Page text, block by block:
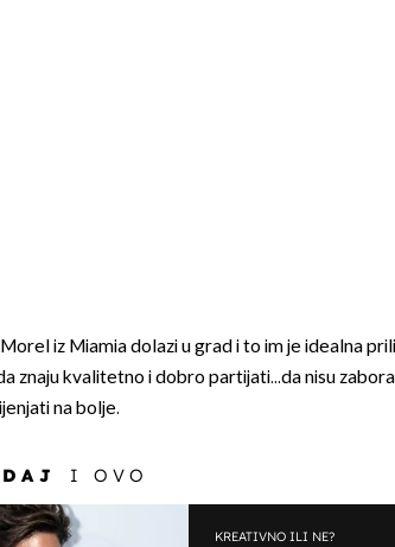
iz Miamia dolazi u grad i to im je idealna
znaju kvalitetno i dobro partijati...da nisu
na bolje.
I OVO
KREATIVNO ILI NE?